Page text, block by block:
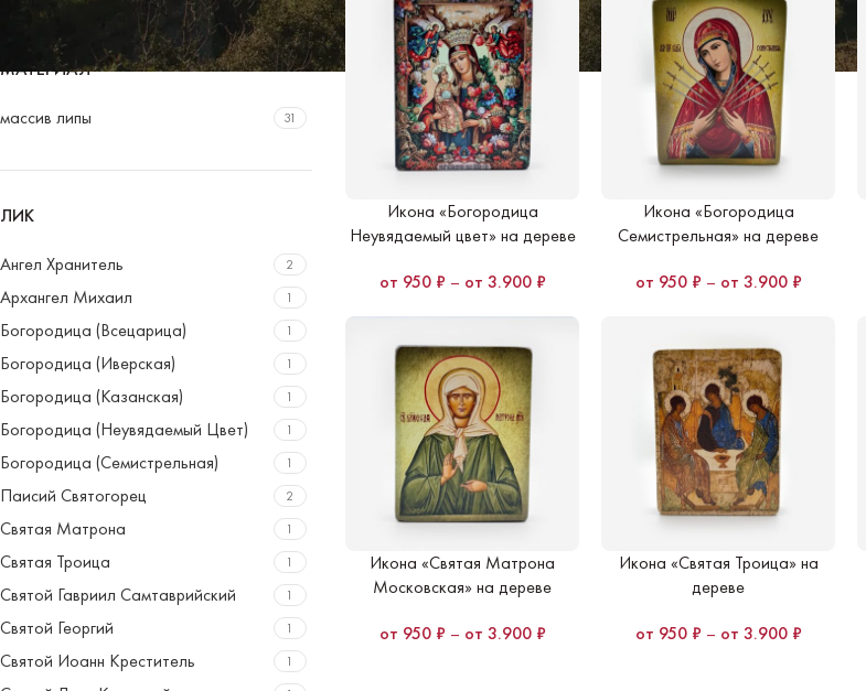
МАТЕРИАЛ
массив липы 31
ЛИК
Ангел Хранитель 2
Архангел Михаил 1
Богородица (Всецарица) 1
Богородица (Иверская) 1
Богородица (Казанская) 1
Богородица (Неувядаемый Цвет) 1
Богородица (Семистрельная) 1
Паисий Святогорец 2
Святая Матрона 1
Святая Троица 1
Святой Гавриил Самтаврийский 1
Святой Георгий 1
Святой Иоанн Креститель 1
Икона «Богородица
Неувядаемый цвет» на дереве
950 ₽ – 3.900 ₽
Икона «Богородица
Семистрельная» на дереве
950 ₽ – 3.900 ₽
Икона «Святая Матрона
Московская» на дереве
950 ₽ – 3.900 ₽
Икона «Святая Троица» на
дереве
950 ₽ – 3.900 ₽